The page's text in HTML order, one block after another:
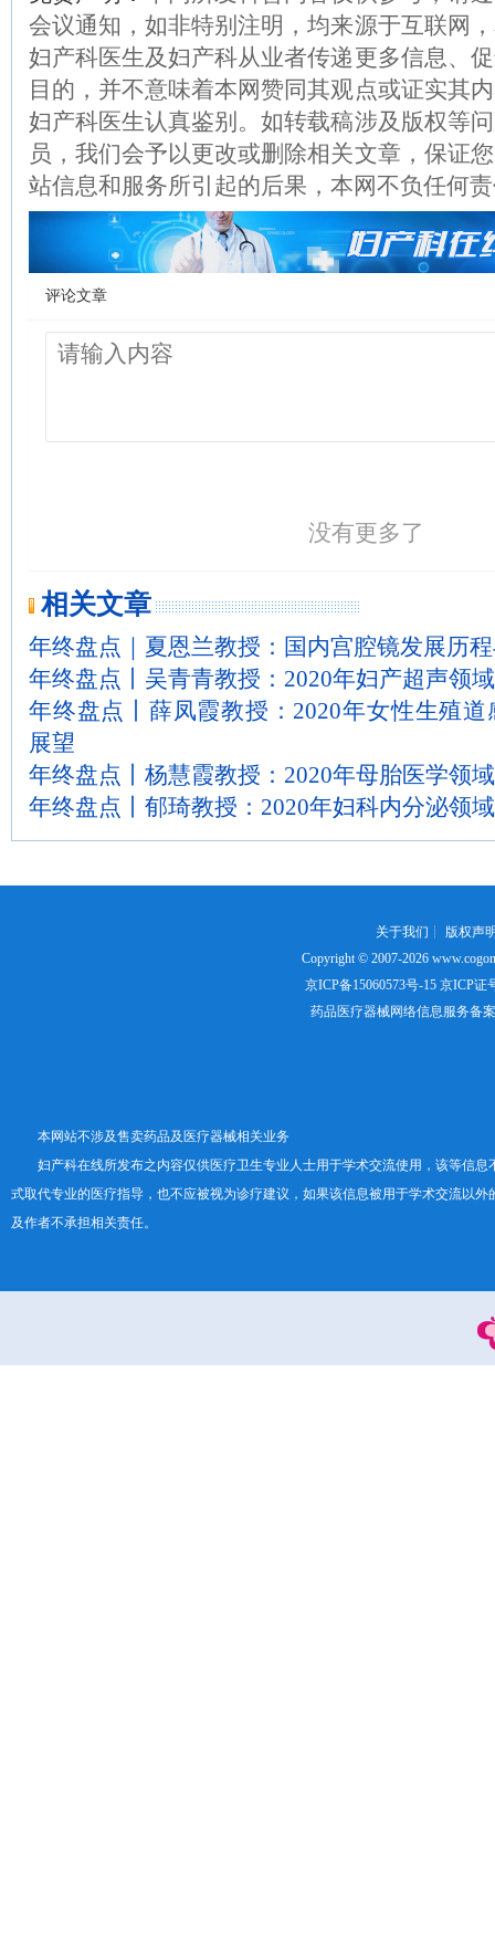
会议通知，如非特别注明，均来源于互联网
妇产科医生及妇产科从业者传递更多信息、
目的，并不意味着本网赞同其观点或证实其
妇产科医生认真鉴别。如转载稿涉及版权等
员，我们会予以更改或删除相关文章，保证
站信息和服务所引起的后果，本网不负任何
评论文章
没有更多了
相关文章
年终盘点｜夏恩兰教授：国内宫腔镜发展历
年终盘点丨吴青青教授：2020年妇产超声领
年终盘点丨薛凤霞教授：2020年女性生殖
展望
年终盘点丨杨慧霞教授：2020年母胎医学领
年终盘点丨郁琦教授：2020年妇科内分泌领
关于我们 ┊ 版权声
Copyright © 2007-2026
京ICP备15060573号-15京ICP证
药品医疗器械网络信息服务备
本网站不涉及售卖药品及医疗器械相关业务
妇产科在线所发布之内容仅供医疗卫生专业人士用于学术交流使用，该等信息
式取代专业的医疗指导，也不应被视为诊疗建议，如果该信息被用于学术交流以外
及作者不承担相关责任。